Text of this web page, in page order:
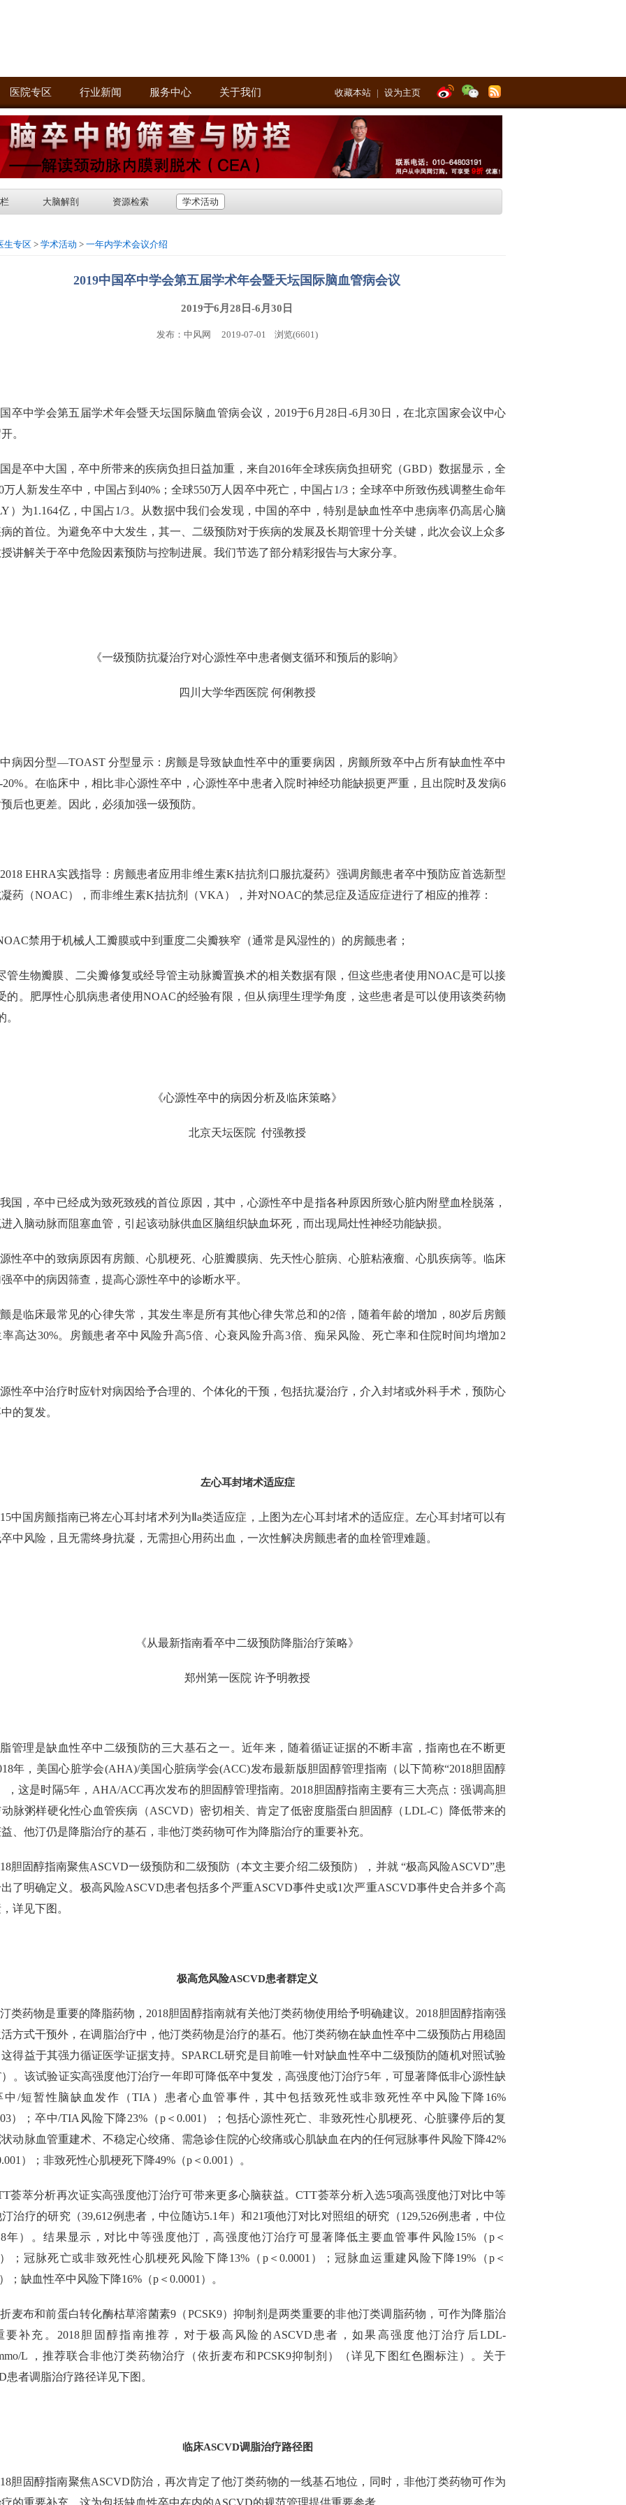
医院专区 行业新闻 服务中心 关于我们 收藏本站 | 设为主页
大脑解剖 资源检索 学术活动
生专区 > 学术活动 > 一年内学术会议介绍
2019中国卒中学会第五届学术年会暨天坛国际脑血管病会议
2019于6月28日-6月30日
发布：中风网 2019-07-01 浏览(6601)
卒中学会第五届学术年会暨天坛国际脑血管病会议，2019于6月28日-6月30日，在北京国家会议中心
。
是卒中大国，卒中所带来的疾病负担日益加重，来自2016年全球疾病负担研究（GBD）数据显示，全
万人新发生卒中，中国占到40%；全球550万人因卒中死亡，中国占1/3；全球卒中所致伤残调整生命年
）为1.164亿，中国占1/3。从数据中我们会发现，中国的卒中，特别是缺血性卒中患病率仍高居心脑
的首位。为避免卒中大发生，其一、二级预防对于疾病的发展及长期管理十分关键，此次会议上众多
讲解关于卒中危险因素预防与控制进展。我们节选了部分精彩报告与大家分享。
《一级预防抗凝治疗对心源性卒中患者侧支循环和预后的影响》
四川大学华西医院 何俐教授
病因分型—TOAST 分型显示：房颤是导致缺血性卒中的重要病因，房颤所致卒中占所有缺血性卒中
20%。在临床中，相比非心源性卒中，心源性卒中患者入院时神经功能缺损更严重，且出院时及发病6
后也更差。因此，必须加强一级预防。
EHRA实践指导：房颤患者应用非维生素K拮抗剂口服抗凝药》强调房颤患者卒中预防应首选新型
药（NOAC），而非维生素K拮抗剂（VKA），并对NOAC的禁忌症及适应症进行了相应的推荐：
禁用于机械人工瓣膜或中到重度二尖瓣狭窄（通常是风湿性的）的房颤患者；
管生物瓣膜、二尖瓣修复或经导管主动脉瓣置换术的相关数据有限，但这些患者使用NOAC是可以接
的。肥厚性心肌病患者使用NOAC的经验有限，但从病理生理学角度，这些患者是可以使用该类药物
。
《心源性卒中的病因分析及临床策略》
北京天坛医院 付强教授
国，卒中已经成为致死致残的首位原因，其中，心源性卒中是指各种原因所致心脏内附壁血栓脱落，
入脑动脉而阻塞血管，引起该动脉供血区脑组织缺血坏死，而出现局灶性神经功能缺损。
性卒中的致病原因有房颤、心肌梗死、心脏瓣膜病、先天性心脏病、心脏粘液瘤、心肌疾病等。临床
卒中的病因筛查，提高心源性卒中的诊断水平。
是临床最常见的心律失常，其发生率是所有其他心律失常总和的2倍，随着年龄的增加，80岁后房颤
高达30%。房颤患者卒中风险升高5倍、心衰风险升高3倍、痴呆风险、死亡率和住院时间均增加2
性卒中治疗时应针对病因给予合理的、个体化的干预，包括抗凝治疗，介入封堵或外科手术，预防心
的复发。
左心耳封堵术适应症
中国房颤指南已将左心耳封堵术列为Ⅱa类适应症，上图为左心耳封堵术的适应症。左心耳封堵可以有
中风险，且无需终身抗凝，无需担心用药出血，一次性解决房颤患者的血栓管理难题。
《从最新指南看卒中二级预防降脂治疗策略》
郑州第一医院 许予明教授
管理是缺血性卒中二级预防的三大基石之一。近年来，随着循证证据的不断丰富，指南也在不断更
年，美国心脏学会(AHA)/美国心脏病学会(ACC)发布最新版胆固醇管理指南（以下简称“2018胆固醇
，这是时隔5年，AHA/ACC再次发布的胆固醇管理指南。2018胆固醇指南主要有三大亮点：强调高胆
脉粥样硬化性心血管疾病（ASCVD）密切相关、肯定了低密度脂蛋白胆固醇（LDL-C）降低带来的
、他汀仍是降脂治疗的基石，非他汀类药物可作为降脂治疗的重要补充。
胆固醇指南聚焦ASCVD一级预防和二级预防（本文主要介绍二级预防），并就 “极高风险ASCVD”患
了明确定义。极高风险ASCVD患者包括多个严重ASCVD事件史或1次严重ASCVD事件史合并多个高
详见下图。
极高危风险ASCVD患者群定义
类药物是重要的降脂药物，2018胆固醇指南就有关他汀类药物使用给予明确建议。2018胆固醇指南强
方式干预外，在调脂治疗中，他汀类药物是治疗的基石。他汀类药物在缺血性卒中二级预防占用稳固
得益于其强力循证医学证据支持。SPARCL研究是目前唯一针对缺血性卒中二级预防的随机对照试验
。该试验证实高强度他汀治疗一年即可降低卒中复发，高强度他汀治疗5年，可显著降低非心源性缺
中/短暂性脑缺血发作（TIA）患者心血管事件，其中包括致死性或非致死性卒中风险下降16%
）；卒中/TIA风险下降23%（p＜0.001）；包括心源性死亡、非致死性心肌梗死、心脏骤停后的复
动脉血管重建术、不稳定心绞痛、需急诊住院的心绞痛或心肌缺血在内的任何冠脉事件风险下降42%
）；非致死性心肌梗死下降49%（p＜0.001）。
荟萃分析再次证实高强度他汀治疗可带来更多心脑获益。CTT荟萃分析入选5项高强度他汀对比中等
治疗的研究（39,612例患者，中位随访5.1年）和21项他汀对比对照组的研究（129,526例患者，中位
年）。结果显示，对比中等强度他汀，高强度他汀治疗可显著降低主要血管事件风险15%（p＜
）；冠脉死亡或非致死性心肌梗死风险下降13%（p＜0.0001）；冠脉血运重建风险下降19%（p＜
；缺血性卒中风险下降16%（p＜0.0001）。
麦布和前蛋白转化酶枯草溶菌素9（PCSK9）抑制剂是两类重要的非他汀类调脂药物，可作为降脂治
要补充。2018胆固醇指南推荐，对于极高风险的ASCVD患者，如果高强度他汀治疗后LDL-
L ，推荐联合非他汀类药物治疗（依折麦布和PCSK9抑制剂）（详见下图红色圈标注）。关于
患者调脂治疗路径详见下图。
临床ASCVD调脂治疗路径图
胆固醇指南聚焦ASCVD防治，再次肯定了他汀类药物的一线基石地位，同时，非他汀类药物可作为
的重要补充，这为包括缺血性卒中在内的ASCVD的规范管理提供重要参考。